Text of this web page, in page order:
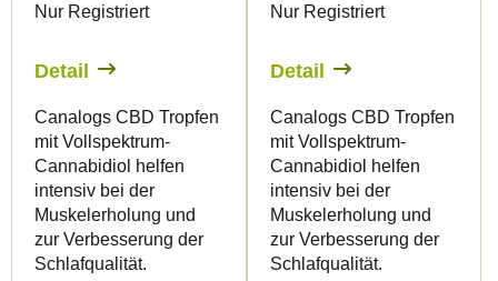
Nur Registriert
Detail
Canalogs CBD Tropfen
mit Vollspektrum-
Cannabidiol helfen
intensiv bei der
Muskelerholung und
zur Verbesserung der
Schlafqualität.
Nur Registriert
Detail
Canalogs CBD Tropfen
mit Vollspektrum-
Cannabidiol helfen
intensiv bei der
Muskelerholung und
zur Verbesserung der
Schlafqualität.